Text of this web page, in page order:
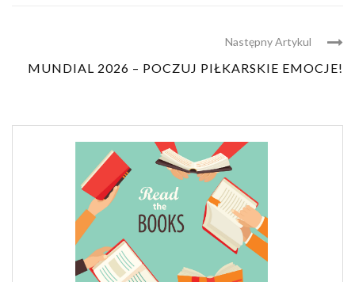
Następny Artykul
MUNDIAL 2026 – POCZUJ PIŁKARSKIE EMOCJE!